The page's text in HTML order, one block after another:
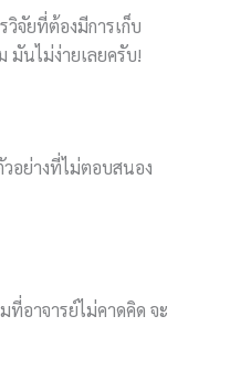
จัยที่ต้องมีการเก็บ
มันไม่ง่ายเลยครับ!
อย่างที่ไม่ตอบสนอง
ที่อาจารย์ไม่คาดคิด จะ